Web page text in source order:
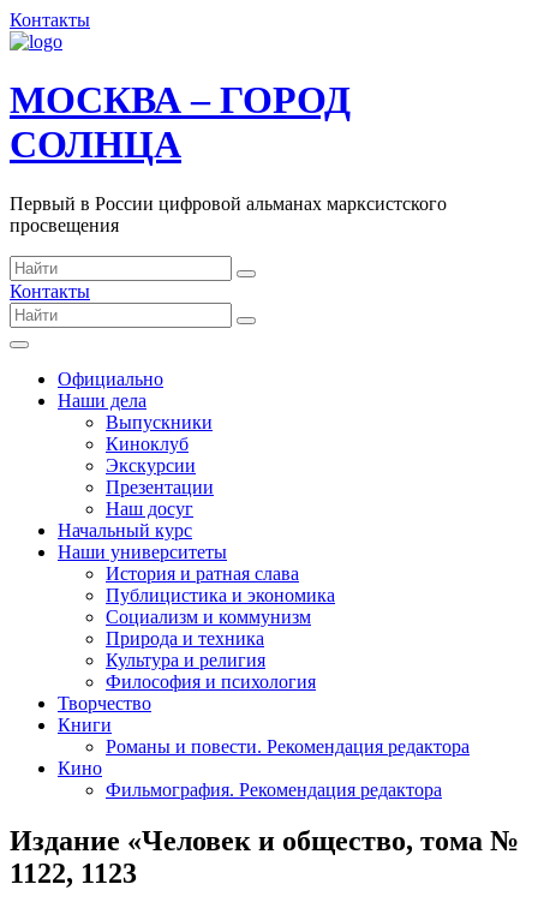
Контакты
МОСКВА – ГОРОД
СОЛНЦА
Первый в России цифровой альманах марксистского
просвещения
Контакты
Официально
Наши дела
Выпускники
Киноклуб
Экскурсии
Презентации
Наш досуг
Начальный курс
Наши университеты
История и ратная слава
Публицистика и экономика
Социализм и коммунизм
Природа и техника
Культура и религия
Философия и психология
Творчество
Книги
Романы и повести. Рекомендация редактора
Кино
Фильмография. Рекомендация редактора
Издание «Человек и общество, тома №
1122, 1123